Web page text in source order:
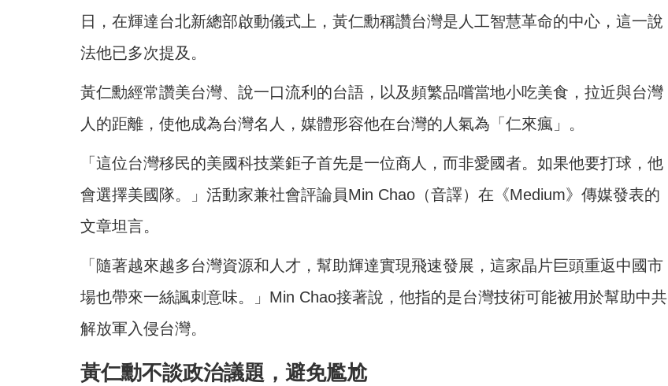
日，在輝達台北新總部啟動儀式上，黃仁勳稱讚台灣是人工智慧革命的中心，這一說
法他已多次提及。
黃仁勳經常讚美台灣、說一口流利的台語，以及頻繁品嚐當地小吃美食，拉近與台灣
人的距離，使他成為台灣名人，媒體形容他在台灣的人氣為「仁來瘋」。
「這位台灣移民的美國科技業鉅子首先是一位商人，而非愛國者。如果他要打球，他
會選擇美國隊。」活動家兼社會評論員Min Chao（音譯）在《Medium》傳媒發表的
文章坦言。
「隨著越來越多台灣資源和人才，幫助輝達實現飛速發展，這家晶片巨頭重返中國市
場也帶來一絲諷刺意味。」Min Chao接著說，他指的是台灣技術可能被用於幫助中共
解放軍入侵台灣。
黃仁勳不談政治議題，避免尷尬